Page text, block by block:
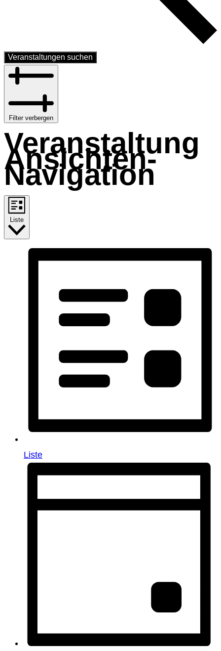
Veranstaltungen suchen
Filter verbergen
Veranstaltung
Ansichten-
Navigation
Liste
Liste